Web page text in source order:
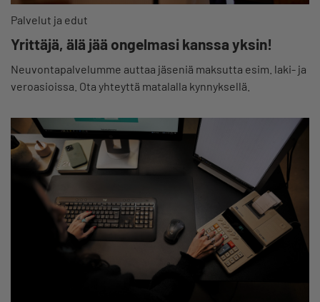
Palvelut ja edut
Yrittäjä, älä jää ongelmasi kanssa yksin!
Neuvontapalvelumme auttaa jäseniä maksutta esim. laki- ja
veroasioissa. Ota yhteyttä matalalla kynnyksellä.